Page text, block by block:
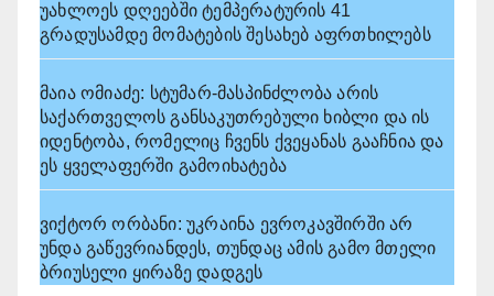
უახლოეს დღეებში ტემპერატურის 41
გრადუსამდე მომატების შესახებ აფრთხილებს
მაია ომიაძე: სტუმარ-მასპინძლობა არის
საქართველოს განსაკუთრებული ხიბლი და ის
იდენტობა, რომელიც ჩვენს ქვეყანას გააჩნია და
ეს ყველაფერში გამოიხატება
ვიქტორ ორბანი: უკრაინა ევროკავშირში არ
უნდა გაწევრიანდეს, თუნდაც ამის გამო მთელი
ბრიუსელი ყირაზე დადგეს